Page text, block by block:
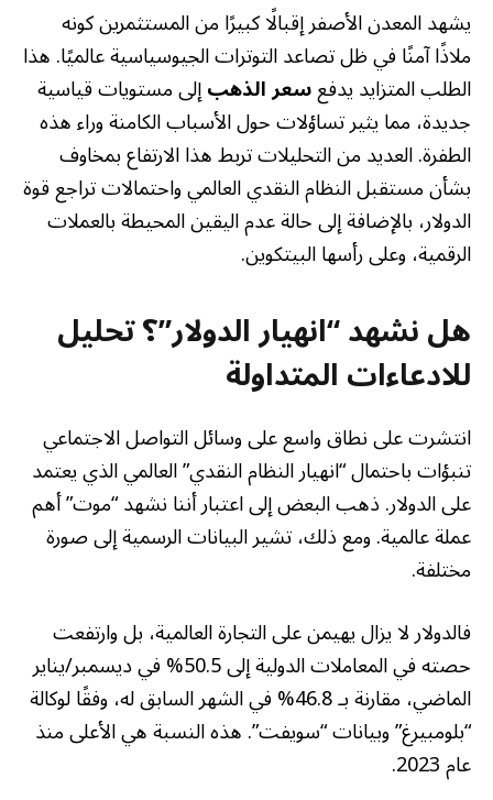
يشهد المعدن الأصفر إقبالًا كبيرًا من المستثمرين كونه
ملاذًا آمنًا في ظل تصاعد التوترات الجيوسياسية عالميًا. هذا
الطلب المتزايد يدفعسعر الذهبإلى مستويات قياسية
جديدة، مما يثير تساؤلات حول الأسباب الكامنة وراء هذه
الطفرة. العديد من التحليلات تربط هذا الارتفاع بمخاوف
بشأن مستقبل النظام النقدي العالمي واحتمالات تراجع قوة
الدولار، بالإضافة إلى حالة عدم اليقين المحيطة بالعملات
الرقمية، وعلى رأسها البيتكوين.
هل نشهد “انهيار الدولار”؟ تحليل
للادعاءات المتداولة
انتشرت على نطاق واسع على وسائل التواصل الاجتماعي
تنبؤات باحتمال “انهيار النظام النقدي” العالمي الذي يعتمد
على الدولار. ذهب البعض إلى اعتبار أننا نشهد “موت” أهم
عملة عالمية. ومع ذلك، تشير البيانات الرسمية إلى صورة
مختلفة.
فالدولار لا يزال يهيمن على التجارة العالمية، بل وارتفعت
حصته في المعاملات الدولية إلى 50.5% في ديسمبر/يناير
الماضي، مقارنة بـ 46.8% في الشهر السابق له، وفقًا لوكالة
“بلومبيرغ” وبيانات “سويفت”. هذه النسبة هي الأعلى منذ
عام 2023.